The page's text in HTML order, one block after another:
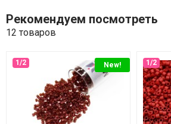
Рекомендуем посмотреть
12 товаров
New!